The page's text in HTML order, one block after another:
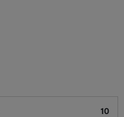
10